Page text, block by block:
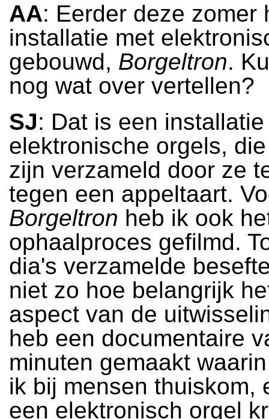
AA: Eerder deze zomer
installatie met
gebouwd, Borgeltron.
nog wat over vertellen?
SJ: Dat is een
elektronische orgels,
zijn verzameld door ze
tegen een appeltaart.
Borgeltron heb ik ook
ophaalproces gefilmd.
dia's verzamelde
niet zo hoe belangrijk
aspect van de
heb een documentaire
minuten gemaakt
ik bij mensen thuiskom,
een elektronisch orgel